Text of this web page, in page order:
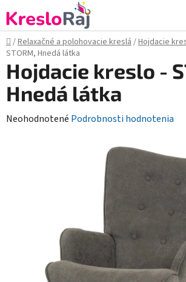
na
obsah
Domov
/Relaxačné a polohovacie kreslá/Hojdacie
STORM, Hnedá látka
Hojdacie kreslo -
Hnedá látka
Priemerné
Neohodnotené Podrobnosti hodnotenia